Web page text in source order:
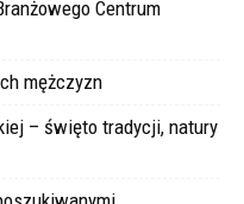
Centrum
mężczyzn
– święto tradycji, natury